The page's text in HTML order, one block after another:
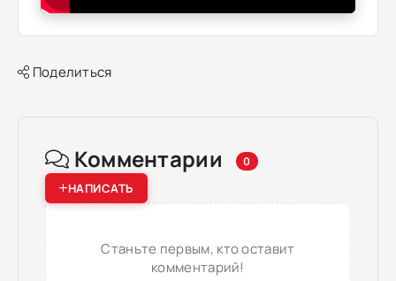
Поделиться
Комментарии 0
НАПИСАТЬ
Станьте первым, кто оставит
комментарий!